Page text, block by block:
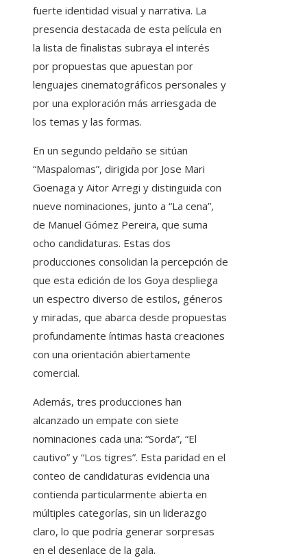
fuerte identidad visual y narrativa. La
presencia destacada de esta película en
la lista de finalistas subraya el interés
por propuestas que apuestan por
lenguajes cinematográficos personales y
por una exploración más arriesgada de
los temas y las formas.
En un segundo peldaño se sitúan
“Maspalomas”, dirigida por Jose Mari
Goenaga y Aitor Arregi y distinguida con
nueve nominaciones, junto a “La cena”,
de Manuel Gómez Pereira, que suma
ocho candidaturas. Estas dos
producciones consolidan la percepción de
que esta edición de los Goya despliega
un espectro diverso de estilos, géneros
y miradas, que abarca desde propuestas
profundamente íntimas hasta creaciones
con una orientación abiertamente
comercial.
Además, tres producciones han
alcanzado un empate con siete
nominaciones cada una: “Sorda”, “El
cautivo” y “Los tigres”. Esta paridad en el
conteo de candidaturas evidencia una
contienda particularmente abierta en
múltiples categorías, sin un liderazgo
claro, lo que podría generar sorpresas
en el desenlace de la gala.